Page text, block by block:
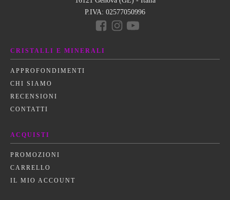
P.IVA: 02577050996
CRISTALLI E MINERALI
APPROFONDIMENTI
CHI SIAMO
RECENSIONI
CONTATTI
ACQUISTI
PROMOZIONI
CARRELLO
IL MIO ACCOUNT